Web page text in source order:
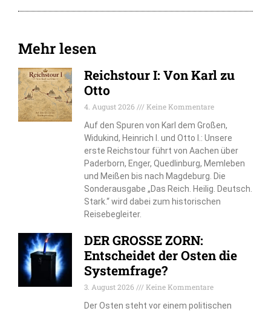
Mehr lesen
Reichstour I: Von Karl zu
Otto
4. August 2026
Keine Kommentare
Auf den Spuren von Karl dem Großen,
Widukind, Heinrich I. und Otto I.: Unsere
erste Reichstour führt von Aachen über
Paderborn, Enger, Quedlinburg, Memleben
und Meißen bis nach Magdeburg. Die
Sonderausgabe „Das Reich. Heilig. Deutsch.
Stark.“ wird dabei zum historischen
Reisebegleiter.
DER GROSSE ZORN:
Entscheidet der Osten die
Systemfrage?
3. August 2026
Keine Kommentare
Der Osten steht vor einem politischen